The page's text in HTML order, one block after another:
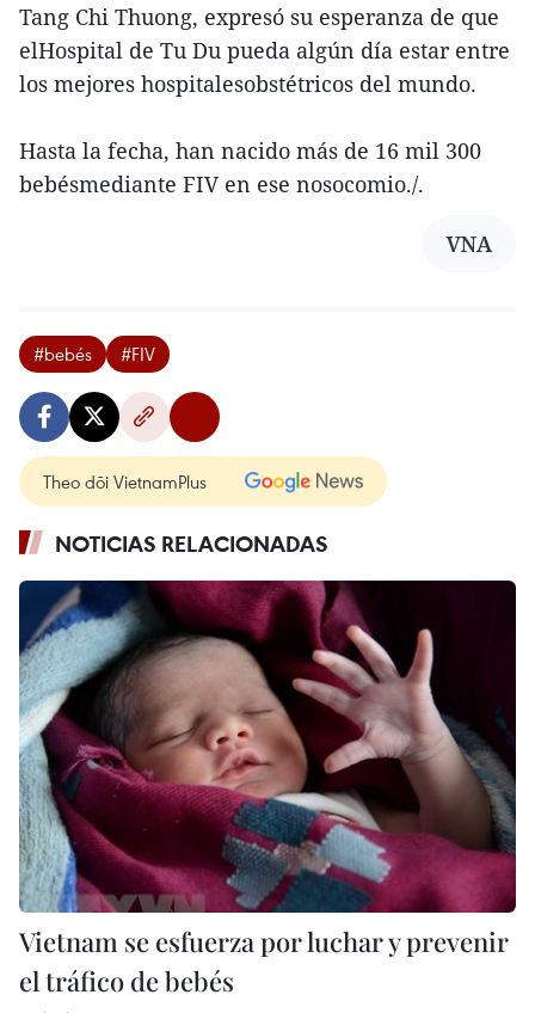
Tang Chi Thuong, expresó su esperanza de que
elHospital de Tu Du pueda algún día estar entre
los mejores hospitalesobstétricos del mundo.
Hasta la fecha, han nacido más de 16 mil 300
bebésmediante FIV en ese nosocomio./.
VNA
#bebés #FIV
Theo dõi VietnamPlus
NOTICIAS RELACIONADAS
Vietnam se esfuerza por luchar y prevenir
el tráfico de bebés